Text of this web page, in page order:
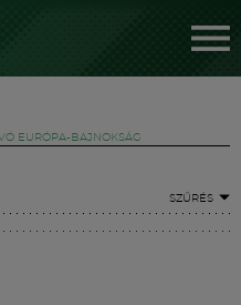
EURÓPA-BAJNOKSÁG
SZŰRÉS